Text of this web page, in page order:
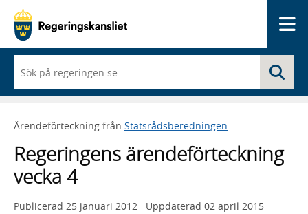
du
börjar
skriva
framträder
lista
med
sökförslag
Ärendeförteckning från Statsrådsberedningen
Regeringens ärendeförteckning
vecka 4
Publicerad 25 januari 2012 Uppdaterad 02 april 2015